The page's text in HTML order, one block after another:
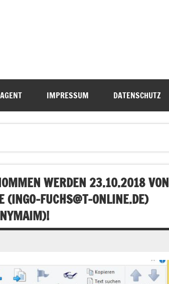
IMPRESSUM DATENSCHUTZ
WERDEN 23.10.2018 VON
(INGO-FUCHS@T-ONLINE.DE)